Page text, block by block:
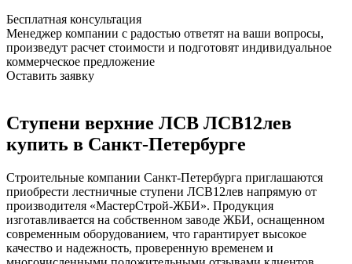
Бесплатная консультация
Менеджер компании с радостью ответят на ваши вопросы,
произведут расчет стоимости и подготовят индивидуальное
коммерческое предложение
Оставить заявку
Ступени верхние ЛСВ ЛСВ12лев
купить в Санкт-Петербурге
Строительные компании Санкт-Петербурга приглашаются
приобрести лестничные ступени ЛСВ12лев напрямую от
производителя «МастерСтрой-ЖБИ». Продукция
изготавливается на собственном заводе ЖБИ, оснащенном
современным оборудованием, что гарантирует высокое
качество и надежность, проверенную временем и